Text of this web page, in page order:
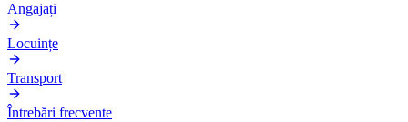
Angajați
Locuințe
Transport
Întrebări frecvente